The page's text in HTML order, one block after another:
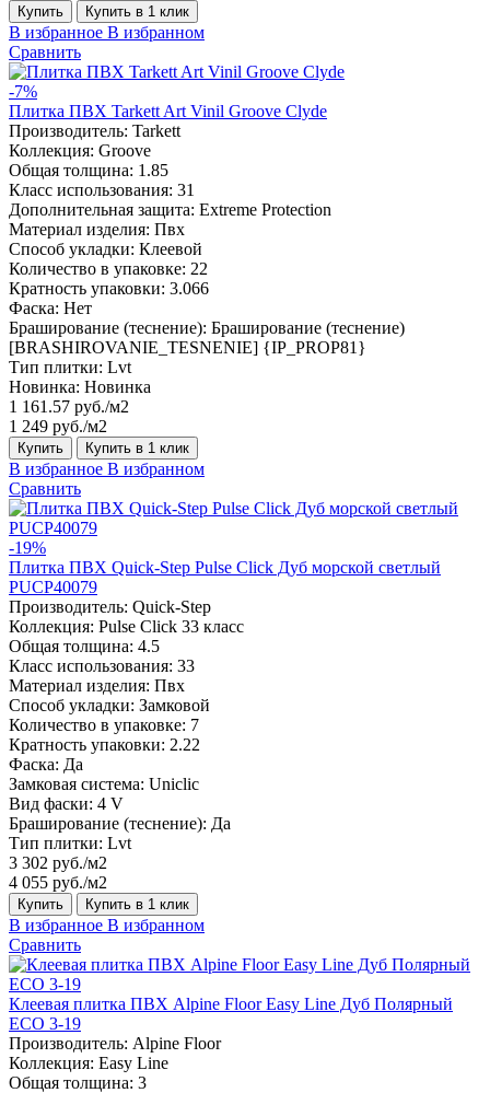
Купить Купить в 1 клик
В избранное В избранном
Сравнить
-7%
Плитка ПВХ Tarkett Art Vinil Groove Clyde
Производитель: Tarkett
Коллекция: Groove
Общая толщина: 1.85
Класс использования: 31
Дополнительная защита: Extreme Protection
Материал изделия: Пвх
Способ укладки: Клеевой
Количество в упаковке: 22
Кратность упаковки: 3.066
Фаска: Нет
Браширование (теснение): Браширование (теснение)
[BRASHIROVANIE_TESNENIE] {IP_PROP81}
Тип плитки: Lvt
Новинка: Новинка
1 161.57 руб./м2
1 249 руб./м2
Купить Купить в 1 клик
В избранное В избранном
Сравнить
-19%
Плитка ПВХ Quick-Step Pulse Click Дуб морской светлый
PUCP40079
Производитель: Quick-Step
Коллекция: Pulse Click 33 класс
Общая толщина: 4.5
Класс использования: 33
Материал изделия: Пвх
Способ укладки: Замковой
Количество в упаковке: 7
Кратность упаковки: 2.22
Фаска: Да
Замковая система: Uniclic
Вид фаски: 4 V
Браширование (теснение): Да
Тип плитки: Lvt
3 302 руб./м2
4 055 руб./м2
Купить Купить в 1 клик
В избранное В избранном
Сравнить
Клеевая плитка ПВХ Alpine Floor Easy Line Дуб Полярный
ЕСО 3-19
Производитель: Alpine Floor
Коллекция: Easy Line
Общая толщина: 3